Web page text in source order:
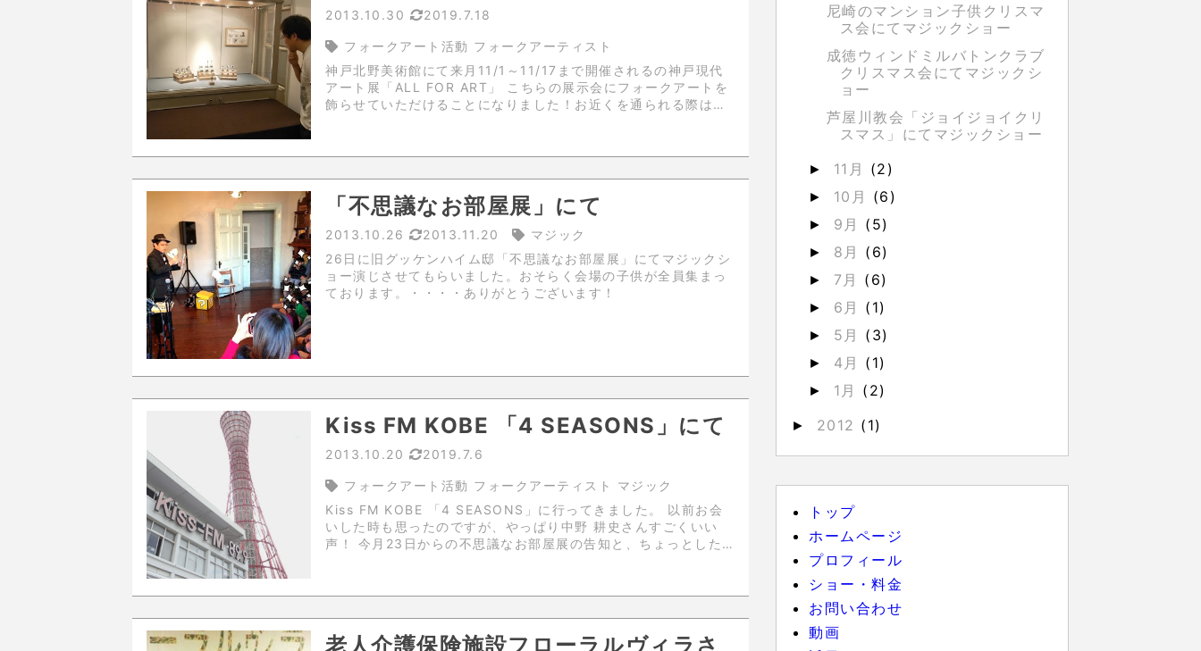
2013.10.30 2019.7.18
フォークアート活動 フォークアーティスト
神戸北野美術館にて来月11/1～11/17まで開催されるの神戸現代
アート展「ALL FOR ART」 こちらの展示会にフォークアートを
飾らせていただけることになりました！お近くを通られる際は是
「不思議なお部屋展」にて
2013.10.26 2013.11.20
マジック
26日に旧グッケンハイム邸「不思議なお部屋展」にてマジックシ
ョー演じさせてもらいました。おそらく会場の子供が全員集まっ
ております。・・・・ありがとうございます！
Kiss FM KOBE 「4 SEASONS」にて
2013.10.20 2019.7.6
フォークアート活動 フォークアーティスト マジック
Kiss FM KOBE 「4 SEASONS」に行ってきました。 以前お会
いした時も思ったのですが、やっぱり中野 耕史さんすごくいい
声！ 今月23日からの不思議なお部屋展の告知と、ちょっとした
老人介護保険施設フローラルヴィラさ
尼崎のマンション子供クリスマ
ス会にてマジックショー
成徳ウィンドミルバトンクラブ
クリスマス会にてマジックシ
ョー
芦屋川教会「ジョイジョイクリ
スマス」にてマジックショー
► 11月 (2)
► 10月 (6)
► 9月 (5)
► 8月 (6)
► 7月 (6)
► 6月 (1)
► 5月 (3)
► 4月 (1)
► 1月 (2)
► 2012 (1)
トップ
ホームページ
プロフィール
ショー・料金
お問い合わせ
動画